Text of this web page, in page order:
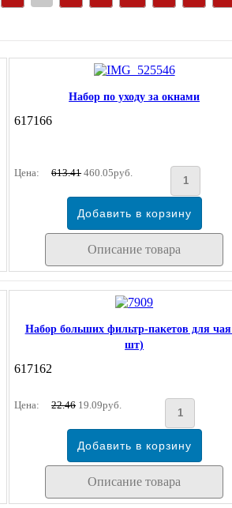
Набор по уходу за окнами
617166
Цена: 613.41 460.05руб.
Описание товара
Набор больших фильтр-пакетов для
шт)
617162
Цена: 22.46 19.09руб.
Описание товара